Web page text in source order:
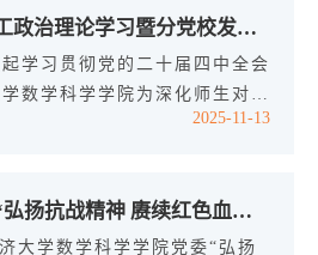
，物理科学与工程学院党委书
，化学科学与工程学院党委书
出席，400余名基础学科专任
数学科学学院教职工政治理论学习暨分党校发展对象培训班共赴浦东开展“科技强国”主题实践研学活动
学习贯彻党的二十届四中全会
数学科学学院为深化师生对科
增强学科建设与国家战略需求的
访了中国科学院上海高等研究
）、张江集团模力社区垂模应
2025-11-13
数学科学学院党委“弘扬抗战精神 赓续红色血脉”专题培训班在江苏盐城新四军干部学院顺利举办
大学数学科学学院党委“弘扬